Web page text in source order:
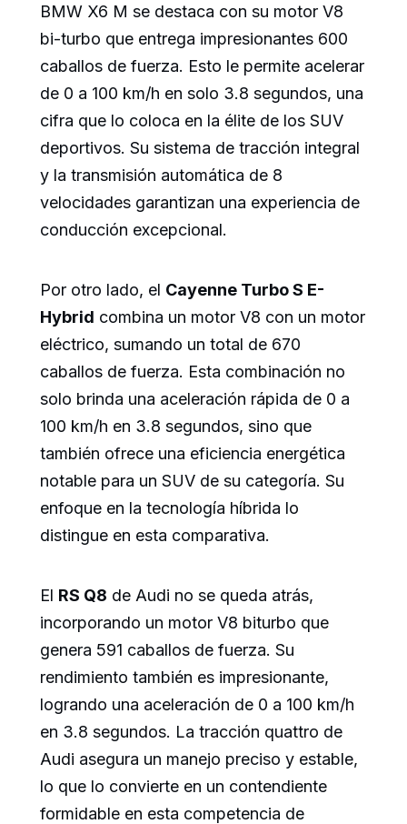
BMW X6 M se destaca con su motor V8
bi-turbo que entrega impresionantes 600
caballos de fuerza. Esto le permite acelerar
de 0 a 100 km/h en solo 3.8 segundos, una
cifra que lo coloca en la élite de los SUV
deportivos. Su sistema de tracción integral
y la transmisión automática de 8
velocidades garantizan una experiencia de
conducción excepcional.
Por otro lado, el Cayenne Turbo S E-
Hybrid combina un motor V8 con un motor
eléctrico, sumando un total de 670
caballos de fuerza. Esta combinación no
solo brinda una aceleración rápida de 0 a
100 km/h en 3.8 segundos, sino que
también ofrece una eficiencia energética
notable para un SUV de su categoría. Su
enfoque en la tecnología híbrida lo
distingue en esta comparativa.
El RS Q8 de Audi no se queda atrás,
incorporando un motor V8 biturbo que
genera 591 caballos de fuerza. Su
rendimiento también es impresionante,
logrando una aceleración de 0 a 100 km/h
en 3.8 segundos. La tracción quattro de
Audi asegura un manejo preciso y estable,
lo que lo convierte en un contendiente
formidable en esta competencia de